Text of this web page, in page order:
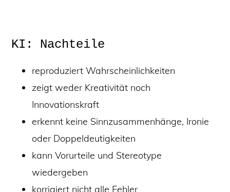
KI: Nachteile
reproduziert Wahrscheinlichkeiten
zeigt weder Kreativität noch
Innovationskraft
erkennt keine Sinnzusammenhänge, Ironie
oder Doppeldeutigkeiten
kann Vorurteile und Stereotype
wiedergeben
korrigiert nicht alle Fehler